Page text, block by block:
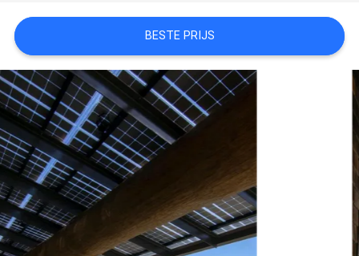
OM EEN
CITAAT
SITEMAP
PRIVACY
POLICY
BESTE PRIJS